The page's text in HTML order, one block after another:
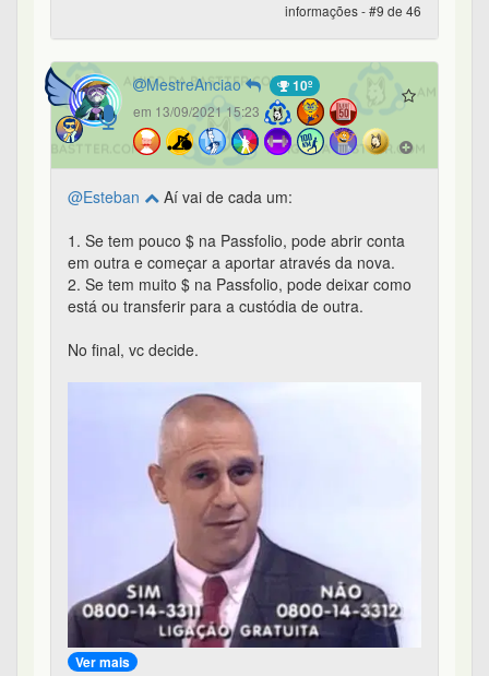
informações - #9 de 46
MestreAnciao 10º
em 13/09/2021 15:23
@Esteban
Aí vai de cada um:
1. Se tem pouco $ na Passfolio, pode abrir conta
em outra e começar a aportar através da nova.
2. Se tem muito $ na Passfolio, pode deixar como
está ou transferir para a custódia de outra.
No final, vc decide.
Ver mais